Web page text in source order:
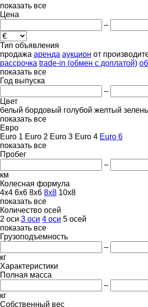
показать все
Цена
–
Тип объявления
продажа аренда аукцион от
рассрочка trade-in (обмен с доплатой)
показать все
Год выпуска
–
Цвет
белый бордовый голубой желтый
показать все
Евро
Euro 1 Euro 2 Euro 3 Euro 4 Euro 6
показать все
Пробег
–
км
Колесная формула
4x4 6x6 8x6 8x8 10x8
показать все
Количество осей
2 оси 3 оси 4 оси 5 осей
показать все
Грузоподъемность
–
кг
Характеристики
Полная масса
–
кг
Собственный вес